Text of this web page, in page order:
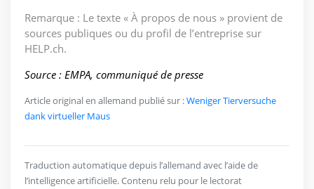
Remarque : Le texte « À propos de nous » provient de
sources publiques ou du profil de l’entreprise sur
HELP.ch.
Source : EMPA, communiqué de presse
Article original en allemand publié sur :Weniger Tierversuche
dank virtueller Maus
Traduction automatique depuis l’allemand avec l’aide de
l’intelligence artificielle. Contenu relu pour le lectorat